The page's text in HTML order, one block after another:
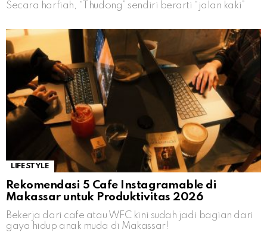
Secara harfiah, “Thudong” sendiri berarti “jalan kaki”
LIFESTYLE
Rekomendasi 5 Cafe Instagramable di
Makassar untuk Produktivitas 2026
Bekerja dari cafe atau WFC kini sudah jadi bagian dari
gaya hidup anak muda di Makassar!